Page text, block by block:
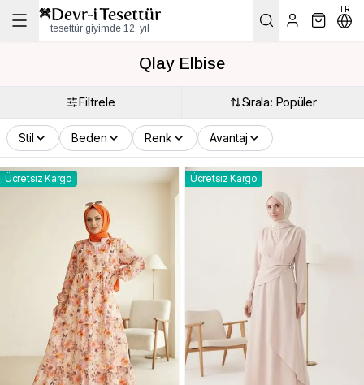
tesettür giyimde 12. yıl
TR
Qlay Elbise
Filtrele Sırala: Popüler
Stil Beden Renk Avantaj
Ücretsiz Kargo Ücretsiz Kargo